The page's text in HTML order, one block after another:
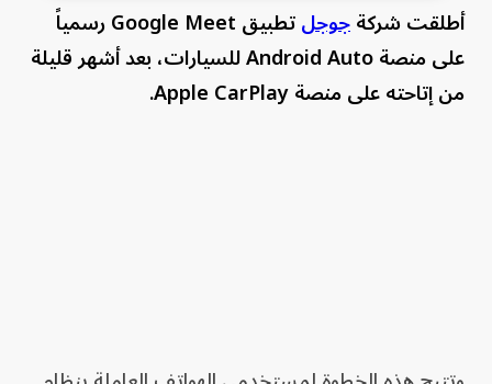
أطلقت شركةجوجل
تطبيق Google Meet رسمياً
على منصة Android Auto للسيارات، بعد أشهر قليلة
من إتاحته على منصة Apple CarPlay.